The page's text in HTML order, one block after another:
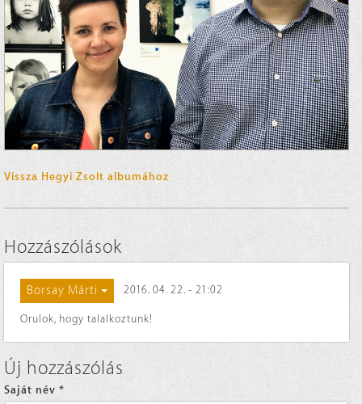
Vissza Hegyi Zsolt albumához
Hozzászólások
Borsay Márti 2016. 04. 22. - 21:02
Orulok, hogy talalkoztunk!
Új hozzászólás
Saját név *